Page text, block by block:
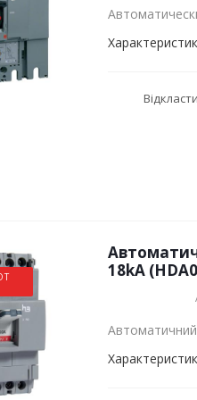
Відкласти
18kA